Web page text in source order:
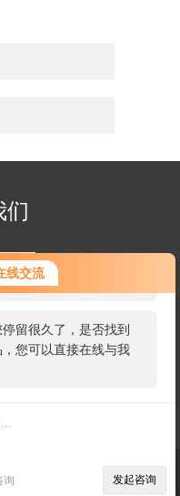
线交流
前来咨询，很高兴为您
您要咨询什么问题呢？
留很久了，是否找到
您可以直接在线与我
询 发起咨询
们
信公众号